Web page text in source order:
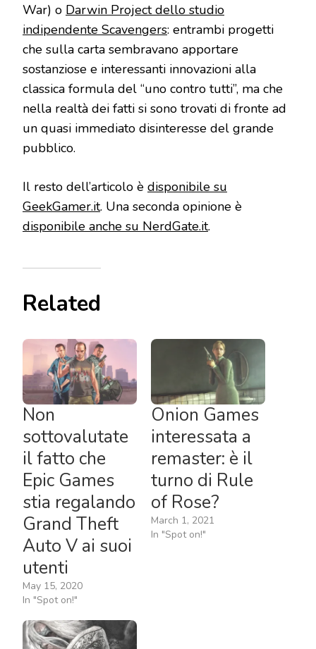
War) o Darwin Project dello studio
indipendente Scavengers: entrambi progetti
che sulla carta sembravano apportare
sostanziose e interessanti innovazioni alla
classica formula del “uno contro tutti”, ma che
nella realtà dei fatti si sono trovati di fronte ad
un quasi immediato disinteresse del grande
pubblico.
Il resto dell’articolo è disponibile su
GeekGamer.it. Una seconda opinione è
disponibile anche su NerdGate.it.
Related
Non
sottovalutate
il fatto che
Epic Games
stia regalando
Grand Theft
Auto V ai suoi
utenti
May 15, 2020
In "Spot on!"
Onion Games
interessata a
remaster: è il
turno di Rule
of Rose?
March 1, 2021
In "Spot on!"